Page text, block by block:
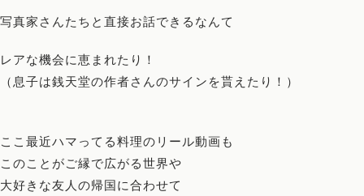
写真家さんたちと直接お話できるなんて
レアな機会に恵まれたり！
（息子は銭天堂の作者さんのサインを貰えたり！）
ここ最近ハマってる料理のリール動画も
このことがご縁で広がる世界や
大好きな友人の帰国に合わせて